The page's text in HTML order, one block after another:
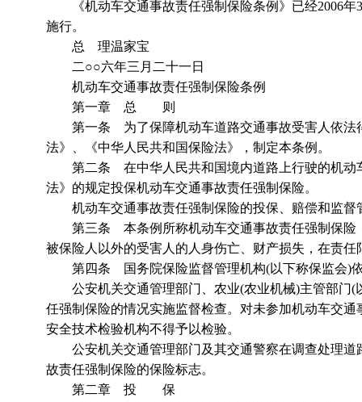
《机动车交通事故责任强制保险条例》已经2006年3
施行。
总 理温家宝
二○○六年三月二十一日
机动车交通事故责任强制保险条例
第一章 总 则
第一条 为了保障机动车道路交通事故受害人依法
法》、《中华人民共和国保险法》，制定本条例。
第二条 在中华人民共和国境内道路上行驶的机动
法》的规定投保机动车交通事故责任强制保险。
机动车交通事故责任强制保险的投保、赔偿和监督
第三条 本条例所称机动车交通事故责任强制保险
被保险人以外的受害人的人身伤亡、财产损失，在责
第四条 国务院保险监督管理机构(以下称保监会)依
公安机关交通管理部门、农业(农业机械)主管部门(
任强制保险的情况实施监督检查。对未参加机动车交
安全技术检验机构不得予以检验。
公安机关交通管理部门及其交通警察在调查处理道
故责任强制保险的保险标志。
第二章 投 保